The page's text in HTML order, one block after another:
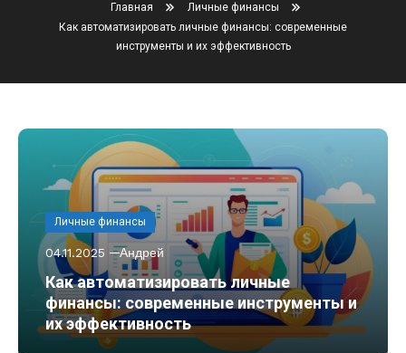
Главная
Личные финансы
Как автоматизировать личные финансы: современные
инструменты и их эффективность
Личные финансы
04.11.2025 Андрей
Как автоматизировать личные
финансы: современные инструменты и
их эффективность